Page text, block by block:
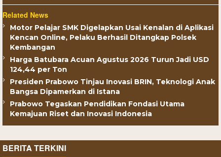
Related News
Motor Pelajar SMK Digelapkan Usai Kenalan di Aplikasi
Kencan Online, Pelaku Berhasil Ditangkap Polsek
Kembangan
Harga Batubara Acuan Agustus 2026 Turun Jadi USD
124,44 per Ton
Presiden Prabowo Tinjau Inovasi BRIN, Teknologi Anak
Bangsa Dipamerkan di Istana
Prabowo Tegaskan Pendidikan Fondasi Utama
Kemajuan Riset dan Inovasi Indonesia
BERITA TERKINI